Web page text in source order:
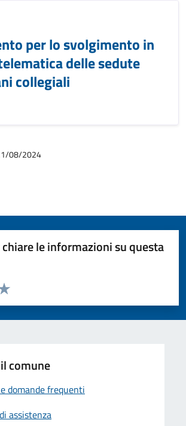
per lo svolgimento in
delle sedute
collegiali
08/2024
le informazioni su questa
la pagina
5 stelle su 5
4 stelle su 5
su 5
su 5
5
comune
domande frequenti
assistenza